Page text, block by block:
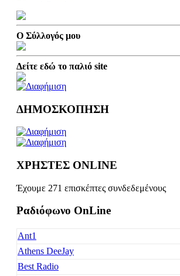
Ο Σύλλογός μου
Δείτε εδώ το παλιό site
ΔΗΜΟΣΚΟΠΗΣΗ
ΧΡΗΣΤΕΣ ONLINE
Έχουμε 271 επισκέπτες συνδεδεμένους
Ραδιόφωνο OnLine
Ant1
Athens DeeJay
Best Radio